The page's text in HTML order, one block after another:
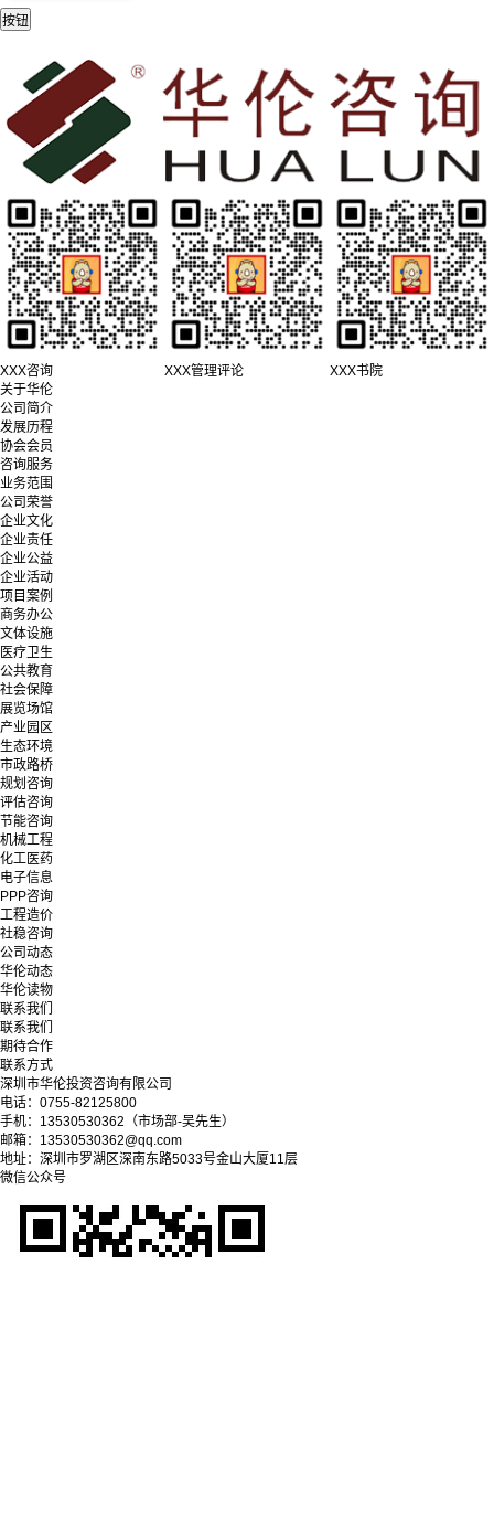
XXX咨询 XXX管理评论
XXX书院
关于华伦
公司简介
发展历程
协会会员
咨询服务
业务范围
公司荣誉
企业文化
企业责任
企业公益
企业活动
项目案例
商务办公
文体设施
医疗卫生
公共教育
社会保障
展览场馆
产业园区
生态环境
市政路桥
规划咨询
评估咨询
节能咨询
机械工程
化工医药
电子信息
PPP咨询
工程造价
社稳咨询
公司动态
华伦动态
华伦读物
联系我们
联系我们
期待合作
联系方式
深圳市华伦投资咨询有限公司
电话：0755-82125800
手机：13530530362（市场部-吴先生）
邮箱：13530530362@qq.com
地址：深圳市罗湖区深南东路5033号金山大厦11层
微信公众号